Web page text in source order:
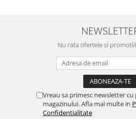
Nu rata ofertele si
Vreau sa primesc newsletter
magazinului. Afla mai multe in
Confidentialitate